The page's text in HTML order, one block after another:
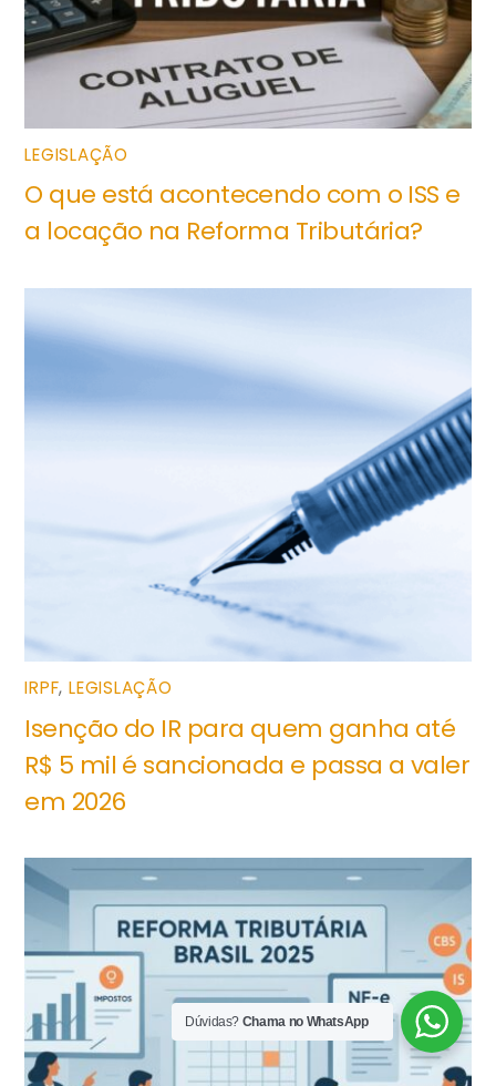
LEGISLAÇÃO
O que está acontecendo com o ISS e
a locação na Reforma Tributária?
IRPF, LEGISLAÇÃO
Isenção do IR para quem ganha até
R$ 5 mil é sancionada e passa a valer
em 2026
Dúvidas? Chama no WhatsApp